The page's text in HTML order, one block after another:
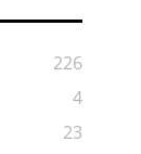
226
4
23